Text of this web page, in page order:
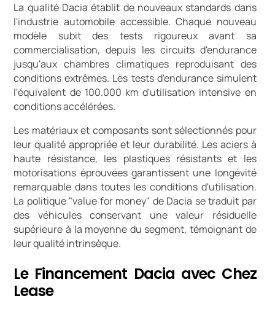
La qualité Dacia établit de nouveaux standards dans
l'industrie automobile accessible. Chaque nouveau
modèle subit des tests rigoureux avant sa
commercialisation, depuis les circuits d'endurance
jusqu'aux chambres climatiques reproduisant des
conditions extrêmes. Les tests d'endurance simulent
l'équivalent de 100.000 km d'utilisation intensive en
conditions accélérées.
Les matériaux et composants sont sélectionnés pour
leur qualité appropriée et leur durabilité. Les aciers à
haute résistance, les plastiques résistants et les
motorisations éprouvées garantissent une longévité
remarquable dans toutes les conditions d'utilisation.
La politique "value for money" de Dacia se traduit par
des véhicules conservant une valeur résiduelle
supérieure à la moyenne du segment, témoignant de
leur qualité intrinsèque.
Le Financement Dacia avec Chez
Lease